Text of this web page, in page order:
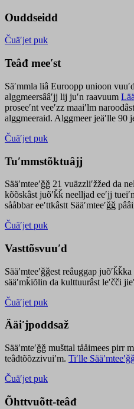
Ouddseidd
Čuäʹjet puk
Teâđ meeʹst
Säʹmmla liâ Euroopp unioon
alggmeersââʹjj lij juʹn raavuum
proseeʹnt veeʹzz maaiʹlm
alggmeeraid. Alggmeer jeäʹlle 90
Čuäʹjet puk
Tuʹmmstõktuâjj
Sääʹmteeʹǧǧ 21 vuäzzliʹžžed da
kõõskâst juõʹǩǩ neelljad eeʹjj
sååbbar eeʹttkâstt Sääʹmteeʹǧǧ
Čuäʹjet puk
Vasttõsvuuʹd
Sääʹmteeʹǧǧest reâuggap juõʹǩǩka
sääʹmǩiõlin da kulttuurâst leʹčči
Čuäʹjet puk
Ääiʹjpoddsaž
Sääʹmteʹǧǧ mušttal tååimees pirr
teâđtõõzzivuiʹm. Tiʹlle
Čuäʹjet puk
Õhttvuõtt-teâđ